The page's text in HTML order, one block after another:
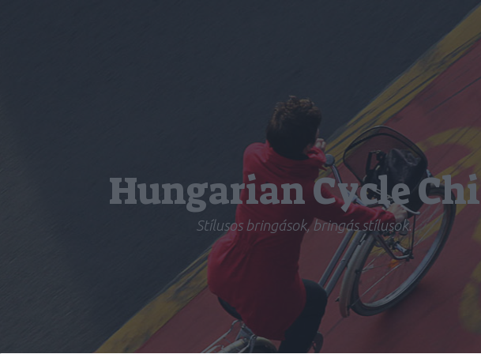
Hungarian Cycle
Stílusos bringások, bringás stílusok.